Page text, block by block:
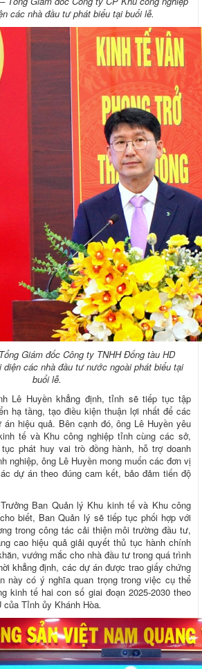
các nhà đầu tư phát biểu tại buổi lễ.
Giám đốc Công ty TNHH Đống tàu HD
diện các nhà đầu tư nước ngoài phát biểu tại
buổi lễ.
Lê Huyền khẳng định, tỉnh sẽ tiếp tục tập
hạ tầng, tạo điều kiện thuận lợi nhất để các
hiệu quả. Bên cạnh đó, ông Lê Huyền yêu
tế và Khu công nghiệp tỉnh cùng các sở,
phát huy vai trò đồng hành, hỗ trợ doanh
nghiệp, ông Lê Huyền mong muốn các đơn vị
dự án theo đúng cam kết, bảo đảm tiến độ
Ban Quản lý Khu kinh tế và Khu công
biết, Ban Quản lý sẽ tiếp tục phối hợp với
trong công tác cải thiện môi trường đầu tư,
cao hiệu quả giải quyết thủ tục hành chính
vướng mắc cho nhà đầu tư trong quá trình
khẳng định, các dự án được trao giấy chứng
này có ý nghĩa quan trọng trong việc cụ thể
kinh tế hai con số giai đoạn 2025-2030 theo
của Tỉnh ủy Khánh Hòa.